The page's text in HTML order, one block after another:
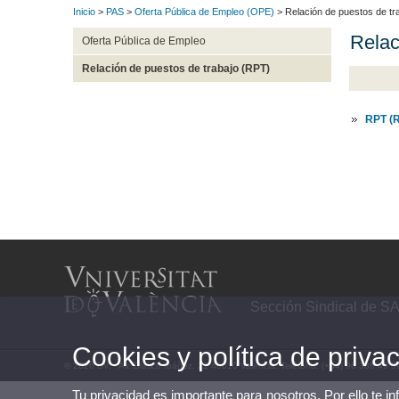
Inicio > PAS > Oferta Pública de Empleo (OPE) > Relación de puestos de
Oferta Pública de Empleo
Relación de puestos de trabajo (RPT)
RPT
Sección Sindical de
© 2026 UV. - Av. Blasco Ibáñez, 21 46010 Valencia. Teléfono: (+34) 96 386 49
Cookies y política de
Tu privacidad es importante para nosotros. Por ello te